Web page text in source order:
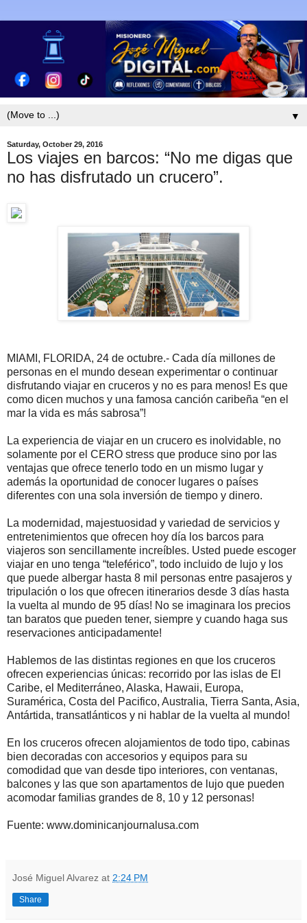
▼
Saturday, October 29, 2016
Los viajes en barcos: “No me digas que
no has disfrutado un crucero”.
MIAMI, FLORIDA, 24 de octubre.- Cada día millones de
personas en el mundo desean experimentar o continuar
disfrutando viajar en cruceros y no es para menos! Es que
como dicen muchos y una famosa canción caribeña “en el
mar la vida es más sabrosa”!
La experiencia de viajar en un crucero es inolvidable, no
solamente por el CERO stress que produce sino por las
ventajas que ofrece tenerlo todo en un mismo lugar y
además la oportunidad de conocer lugares o países
diferentes con una sola inversión de tiempo y dinero.
La modernidad, majestuosidad y variedad de servicios y
entretenimientos que ofrecen hoy día los barcos para
viajeros son sencillamente increíbles. Usted puede escoger
viajar en uno tenga “teleférico”, todo incluido de lujo y los
que puede albergar hasta 8 mil personas entre pasajeros y
tripulación o los que ofrecen itinerarios desde 3 días hasta
la vuelta al mundo de 95 días! No se imaginara los precios
tan baratos que pueden tener, siempre y cuando haga sus
reservaciones anticipadamente!
Hablemos de las distintas regiones en que los cruceros
ofrecen experiencias únicas: recorrido por las islas de El
Caribe, el Mediterráneo, Alaska, Hawaii, Europa,
Suramérica, Costa del Pacifico, Australia, Tierra Santa, Asia,
Antártida, transatlánticos y ni hablar de la vuelta al mundo!
En los cruceros ofrecen alojamientos de todo tipo, cabinas
bien decoradas con accesorios y equipos para su
comodidad que van desde tipo interiores, con ventanas,
balcones y las que son apartamentos de lujo que pueden
acomodar familias grandes de 8, 10 y 12 personas!
Fuente: www.dominicanjournalusa.com
José Miguel Alvarez at 2:24 PM
Share